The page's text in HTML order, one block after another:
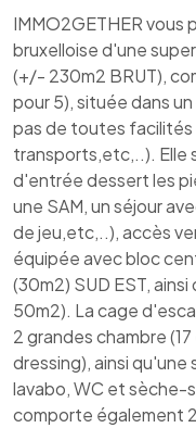
IMMO2GETHER
bruxelloise d'une
(+/- 230m2 BRUT),
pour 5), située dans
pas de toutes facilités
transports,etc,..). Elle
d'entrée dessert les
une SAM, un séjour
de jeu,etc,..), accès
équipée avec bloc
(30m2) SUD EST,
50m2). La cage
2 grandes chambre
dressing), ainsi qu'une
lavabo, WC et sèche-
comporte également